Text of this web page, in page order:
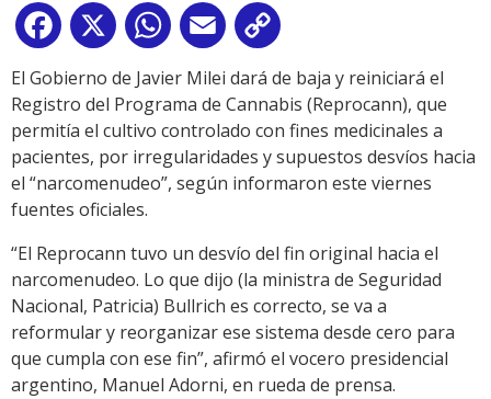
Facebook
X WhatsApp
Email
Link
El Gobierno de Javier Milei dará de baja y reiniciará el
Registro del Programa de Cannabis (Reprocann), que
permitía el cultivo controlado con fines medicinales a
pacientes, por irregularidades y supuestos desvíos hacia
el “narcomenudeo”, según informaron este viernes
fuentes oficiales.
“El Reprocann tuvo un desvío del fin original hacia el
narcomenudeo. Lo que dijo (la ministra de Seguridad
Nacional, Patricia) Bullrich es correcto, se va a
reformular y reorganizar ese sistema desde cero para
que cumpla con ese fin”, afirmó el vocero presidencial
argentino, Manuel Adorni, en rueda de prensa.